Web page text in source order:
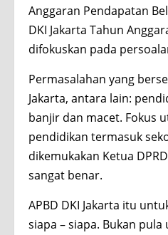
Anggaran Pendapatan
DKI Jakarta Tahun
difokuskan pada
Permasalahan yang
Jakarta, antara lain:
banjir dan macet. Fokus
pendidikan termasuk
dikemukakan Ketua
sangat benar.
APBD DKI Jakarta itu
siapa – siapa. Bukan